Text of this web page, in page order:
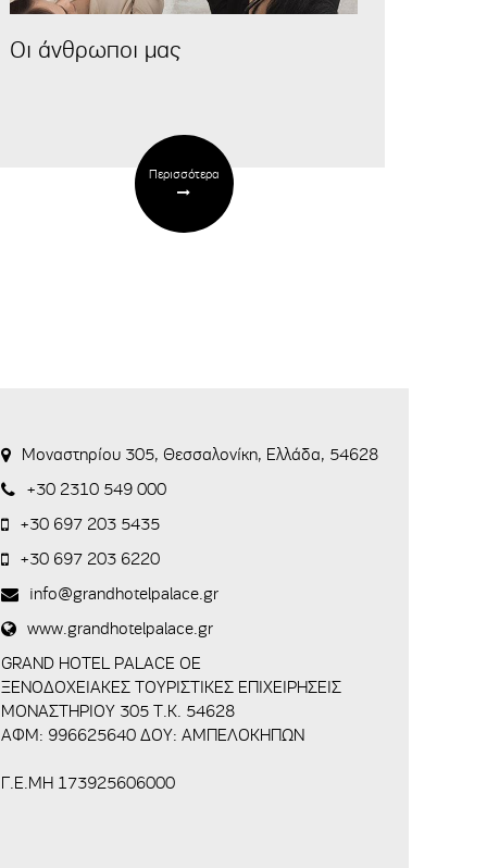
Οι άνθρωποι μας
Περισσότερα
Μοναστηρίου 305, Θεσσαλονίκη, Ελλάδα, 54628
+30 2310 549 000
+30 697 203 5435
+30 697 203 6220
info@grandhotelpalace.gr
www.grandhotelpalace.gr
GRAND HOTEL PALACE OE
ΞΕΝΟΔΟΧΕΙΑΚΕΣ ΤΟΥΡΙΣΤΙΚΕΣ ΕΠΙΧΕΙΡΗΣΕΙΣ
ΜΟΝΑΣΤΗΡΙΟΥ 305 Τ.Κ. 54628
ΑΦΜ: 996625640 ΔΟΥ: ΑΜΠΕΛΟΚΗΠΩΝ
Γ.Ε.ΜΗ 173925606000